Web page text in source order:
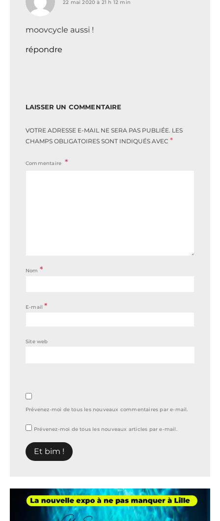
22 mai 2020 à 21 h 12 min
moovcycle aussi !
répondre
LAISSER UN COMMENTAIRE
VOTRE ADRESSE E-MAIL NE SERA PAS PUBLIÉE. LES
CHAMPS OBLIGATOIRES SONT INDIQUÉS AVEC *
Commentaire
Nom *
E-mail*
Site web
Prévenez-moi de tous les nouveaux commentaires par e-mail.
Prévenez-moi de tous les nouveaux articles par e-mail.